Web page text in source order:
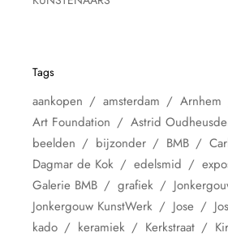
Tags
aankopen amsterdam
Arnhem
Art Foundation
Astrid
beelden
bijzonder BMB
Dagmar de Kok
edelsmid
Galerie BMB
grafiek
Jonkergouw KunstWerk
Jose
kado
keramiek Kerkstraat